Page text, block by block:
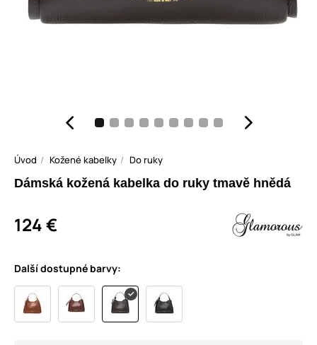
Úvod Kožené kabelky Do ruky
Dámská kožená kabelka do ruky tmavě hnědá
124 €
Další dostupné barvy: